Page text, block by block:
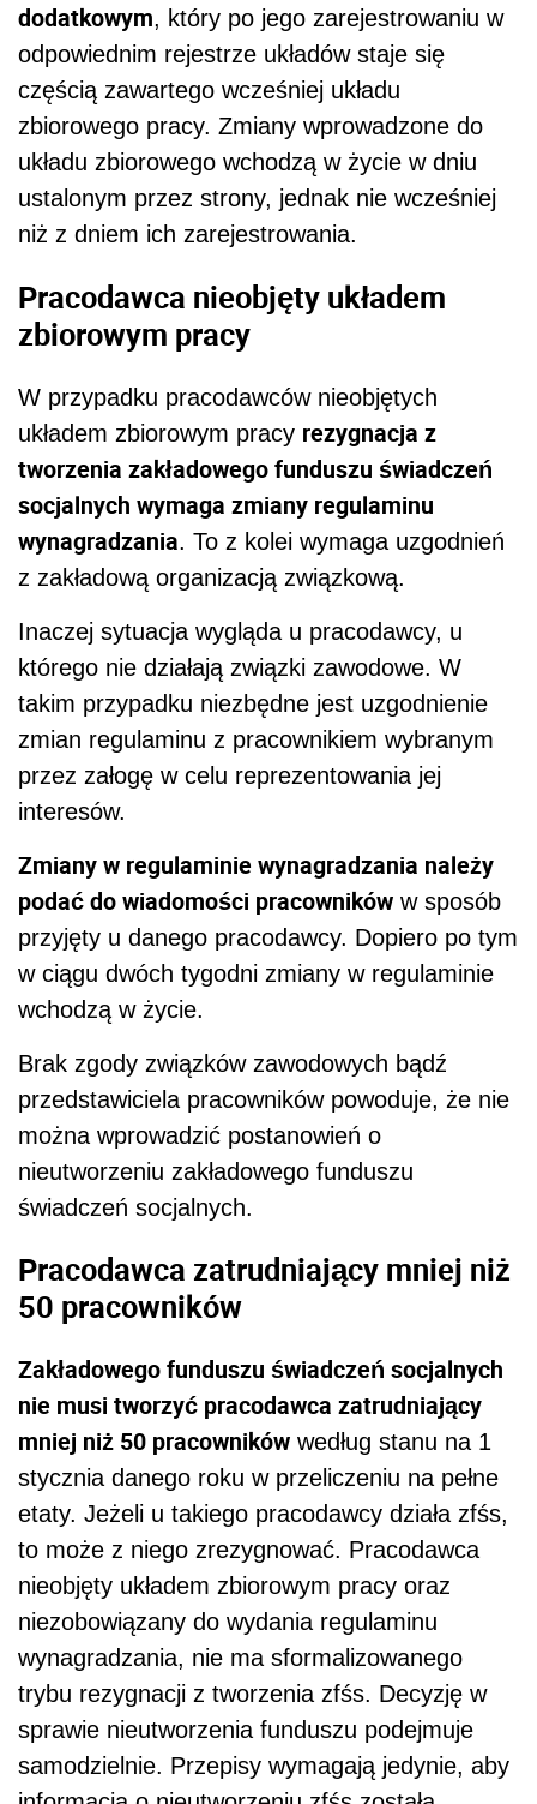
dodatkowym, który po jego zarejestrowaniu w
odpowiednim rejestrze układów staje się
częścią zawartego wcześniej układu
zbiorowego pracy. Zmiany wprowadzone do
układu zbiorowego wchodzą w życie w dniu
ustalonym przez strony, jednak nie wcześniej
niż z dniem ich zarejestrowania.
Pracodawca nieobjęty układem
zbiorowym pracy
W przypadku pracodawców nieobjętych
układem zbiorowym pracy rezygnacja z
tworzenia zakładowego funduszu świadczeń
socjalnych wymaga zmiany regulaminu
wynagradzania. To z kolei wymaga uzgodnień
z zakładową organizacją związkową.
Inaczej sytuacja wygląda u pracodawcy, u
którego nie działają związki zawodowe. W
takim przypadku niezbędne jest uzgodnienie
zmian regulaminu z pracownikiem wybranym
przez załogę w celu reprezentowania jej
interesów.
Zmiany w regulaminie wynagradzania należy
podać do wiadomości pracowników w sposób
przyjęty u danego pracodawcy. Dopiero po tym
w ciągu dwóch tygodni zmiany w regulaminie
wchodzą w życie.
Brak zgody związków zawodowych bądź
przedstawiciela pracowników powoduje, że nie
można wprowadzić postanowień o
nieutworzeniu zakładowego funduszu
świadczeń socjalnych.
Pracodawca zatrudniający mniej niż
50 pracowników
Zakładowego funduszu świadczeń socjalnych
nie musi tworzyć pracodawca zatrudniający
mniej niż 50 pracowników według stanu na 1
stycznia danego roku w przeliczeniu na pełne
etaty. Jeżeli u takiego pracodawcy działa zfśs,
to może z niego zrezygnować. Pracodawca
nieobjęty układem zbiorowym pracy oraz
niezobowiązany do wydania regulaminu
wynagradzania, nie ma sformalizowanego
trybu rezygnacji z tworzenia zfśs. Decyzję w
sprawie nieutworzenia funduszu podejmuje
samodzielnie. Przepisy wymagają jedynie, aby